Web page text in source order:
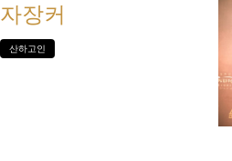
자장커
산하고인